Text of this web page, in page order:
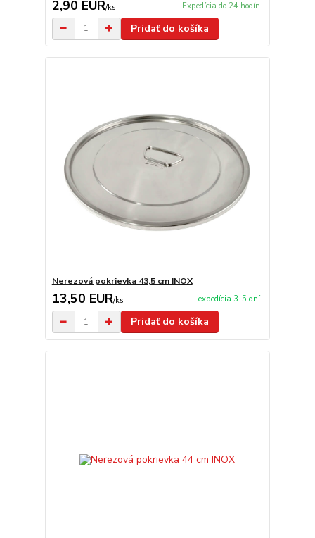
2,90 EUR/ks Expedícia do 24 hodín
Pridať do košíka
Nerezová pokrievka 43,5 cm INOX
13,50 EUR/ks expedícia 3-5 dní
Pridať do košíka